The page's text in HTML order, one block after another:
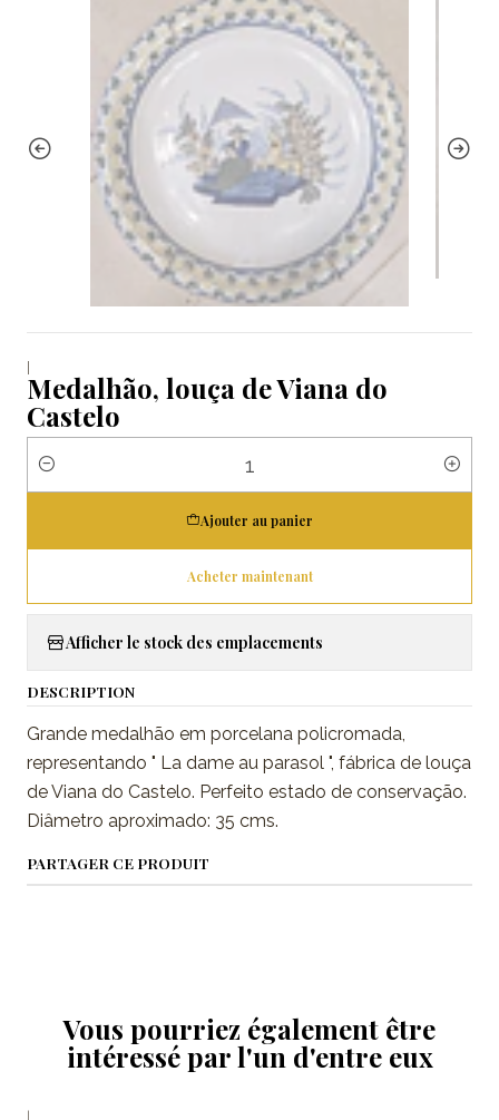
|
Medalhão, louça de Viana do
Castelo
Quantité
Ajouter au panier
Acheter maintenant
Afficher le stock des emplacements
DESCRIPTION
Grande medalhão em porcelana policromada,
representando " La dame au parasol ", fábrica de louça
de Viana do Castelo. Perfeito estado de conservação.
Diâmetro aproximado: 35 cms.
PARTAGER CE PRODUIT
Vous pourriez également être
intéressé par l'un d'entre eux